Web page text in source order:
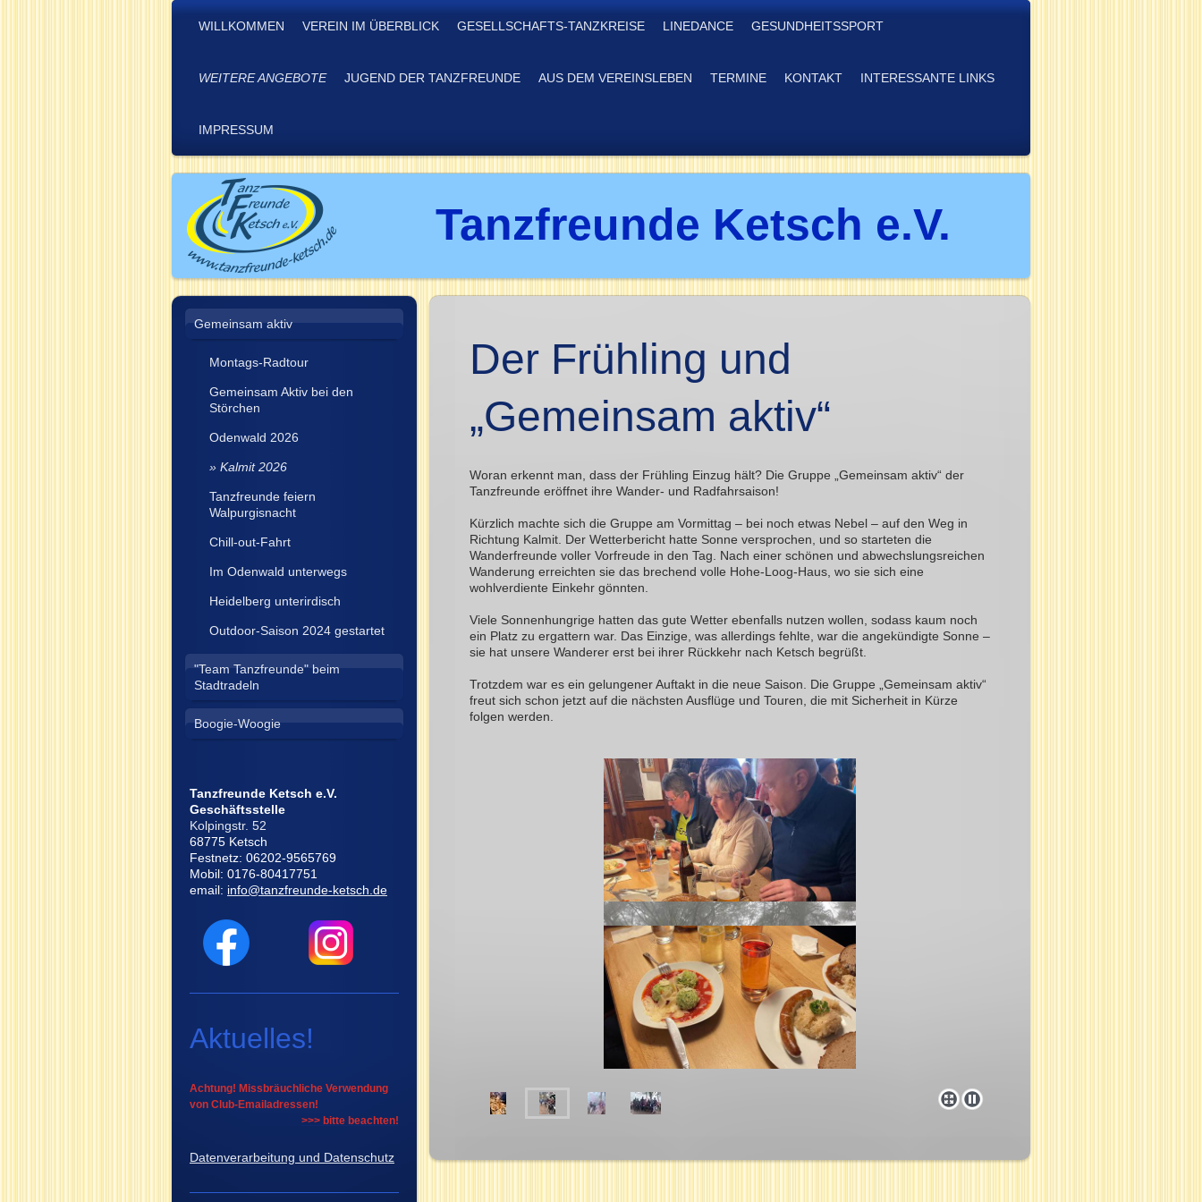
WILLKOMMEN VEREIN IM ÜBERBLICK GESELLSCHAFTS-TANZKREISE LINEDANCE GESUNDHEITSSPORT
WEITERE ANGEBOTE JUGEND DER TANZFREUNDE AUS DEM VEREINSLEBEN TERMINE KONTAKT INTERESSANTE LINKS
IMPRESSUM
Tanzfreunde Ketsch e.V.
Der Frühling und
„Gemeinsam aktiv“
Woran erkennt man, dass der Frühling Einzug hält? Die Gruppe „Gemeinsam aktiv“ der
Tanzfreunde eröffnet ihre Wander- und Radfahrsaison!
Kürzlich machte sich die Gruppe am Vormittag – bei noch etwas Nebel – auf den Weg in
Richtung Kalmit. Der Wetterbericht hatte Sonne versprochen, und so starteten die
Wanderfreunde voller Vorfreude in den Tag. Nach einer schönen und abwechslungsreichen
Wanderung erreichten sie das brechend volle Hohe-Loog-Haus, wo sie sich eine
wohlverdiente Einkehr gönnten.
Viele Sonnenhungrige hatten das gute Wetter ebenfalls nutzen wollen, sodass kaum noch
ein Platz zu ergattern war. Das Einzige, was allerdings fehlte, war die angekündigte Sonne –
sie hat unsere Wanderer erst bei ihrer Rückkehr nach Ketsch begrüßt.
Trotzdem war es ein gelungener Auftakt in die neue Saison. Die Gruppe „Gemeinsam aktiv“
freut sich schon jetzt auf die nächsten Ausflüge und Touren, die mit Sicherheit in Kürze
folgen werden.
Gemeinsam aktiv
Montags-Radtour
Gemeinsam Aktiv bei den
Störchen
Odenwald 2026
Kalmit 2026
Tanzfreunde feiern
Walpurgisnacht
Chill-out-Fahrt
Im Odenwald unterwegs
Heidelberg unterirdisch
Outdoor-Saison 2024 gestartet
"Team Tanzfreunde" beim
Stadtradeln
Boogie-Woogie
Tanzfreunde Ketsch e.V.
Geschäftsstelle
Kolpingstr. 52
68775 Ketsch
Festnetz: 06202-9565769
Mobil: 0176-80417751
email: info@tanzfreunde-ketsch.de
Aktuelles!
Achtung! Missbräuchliche Verwendung
von Club-Emailadressen!
>>> bitte beachten!
Datenverarbeitung und Datenschutz